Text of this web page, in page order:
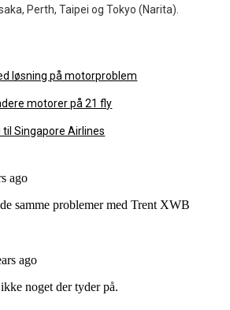
Perth, Taipei og Tokyo (Narita).
løsning på motorproblem
motorer på 21 fly
til Singapore Airlines